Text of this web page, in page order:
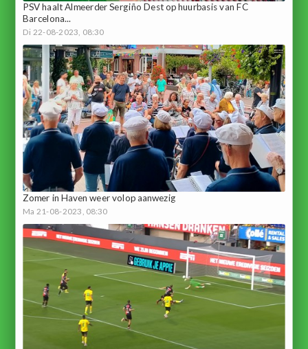
PSV haalt Almeerder Sergiño Dest op huurbasis van FC
Barcelona...
Di 22-08-2023, 08:30
Zomer in Haven weer volop aanwezig
Ma 21-08-2023, 08:30